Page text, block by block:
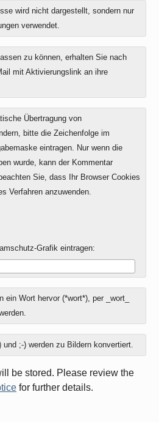
wird nicht dargestellt, sondern nur
verwendet.
zu können, erhalten Sie nach
mit Aktivierungslink an ihre
Übertragung von
bitte die Zeichenfolge im
eintragen. Nur wenn die
wurde, kann der Kommentar
Sie, dass Ihr Browser Cookies
Verfahren anzuwenden.
Grafik eintragen:
Wort hervor (*wort*), per _wort_
;-) werden zu Bildern konvertiert.
be stored. Please review the
for further details.